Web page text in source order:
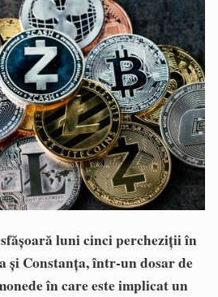
luni cinci percheziții în
și Constanța, într-un dosar de
în care este implicat un